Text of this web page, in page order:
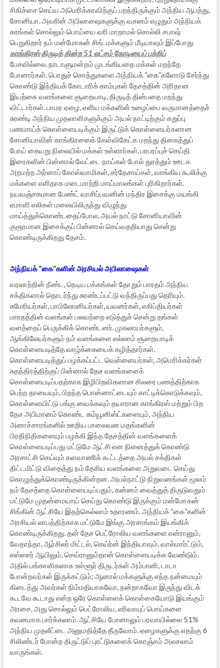
சிகிச்சை செய்ய அமெரிக்காவிற்குப் பறந்திருக்கும் அந்நிய ஆபத்து,
சோனியா. அவரின் அபிலாஷைகளுக்கு வசனம் எழுதும் அந்நியக்
கரங்கள் சொல்லும் பொய்யை வரி மாறாமல் சொல்லி சபாஷ்
பெறுகிறார் நம் மன்மோகன் சிங். மக்களும் மீடியாவும் இப்போது
காங்கிரஸ் திருடித் தின்ற 51 லட்சம் கோடியைப் பற்றிப்
பேசவில்லை. நாடாளுமன்றம் முடங்கியதை மக்கள் மறந்தே
போனார்கள். பொதுச் சொத்துகளை அந்நியக் “கை”களோடு சேர்ந்து
கொண்டு இந்தியக் கோடாரிக் காம்புகள் தேசத்தின் அரிதான
இயற்கை வளங்களை சூறையாடி, திருடித் தின்பதை மறந்து
விட்டார்கள். பாமர ஏழை, எளிய மக்களின் உழைப்பை வருமானத்தைச்
சுரண்டி அந்நிய முதலாளிகளுக்கும் அயல் நாட்டிற்கும் கறுப்பு
பணமாய்க் கொள்ளையடிக்கும் இருட்டுக் கொள்ளையர்களான
சோனியாவின் காங்கிரஸைக் கேள்விகேட்க மறந்து திகைத்துப்
போய் கையறு நிலையில் மக்கள் உள்ளார்கள். பரபரப்புச் செய்தி
இரைகளின் பின்னால் வேட்டை நாய்கள் போல் துரத்தும் ஊடக
அறமற்ற அர்னாப் கோஸ்வாமிகள், சர்தேசாய்கள், வாங்கிய கூலிக்கு
மக்களை எளிதாக மடைமாற்றி மாய்மாலங்கள் புரிகிறார்கள்.
நயவஞ்சகமான பேண்ட் வாசிப்பவனின் மந்திர இசைக்கு மயங்கி
ஏமாளி எலிகள் மலையிலிருந்து விழுந்து
மாய்த்துக்கொண்டதைப்போல, அயல் நாட்டு சோனியாவின்
குரூரமான இசைக்குப் பின்னால் செய்வதறியாது சென்று
கொண்டிருக்கிறது தேசம்.
அந்நியக் “கை”களின் அரசியல் அபிலாஷைகள்
வரலாற்றின் நீண்ட, நெடிய பக்கங்கள் தோறும் பாரதம் அந்நிய
சக்திகளால் தொடர்ந்து சுரண்டப்பட்டு வந்திருப்பது தெரியும்.
சுமேரியர்கள், பாபிலோனியர்கள், யவனர்கள், எகிப்தியர்கள்
பாரதத்தின் வளங்கள் பலவற்றை எடுத்துச் சென்று தங்கள்
வளத்தைப் பெருக்கிக் கொண்டனர். முகலாயர்களும்,
ஆங்கிலேயர்களும் நம் வளங்களை எல்லாம் சூறையாடிக்
கொள்ளையடித்தே வாழ்க்கையைக் கழித்தார்கள்.
கொள்ளையடித்துப் பழக்கப்பட்ட வெள்ளையர்கள், அமெரிக்கர்கள்
சுதந்திரத்திற்குப் பின்னால் தேச வளங்களைக்
கொள்ளையடிப்பதற்காக இழிபிறவிகளான சிலரை பணத்திற்காக
பெற்ற தாயையும், பிறந்த பொன்னாட்டையும் காட்டிக்கொடுக்கவும்,
கொள்ளையிட்டு பங்கு வைக்கவும் தயாரான காங்கிரஸ் மற்றும் பிற
தேச அபிமானம் கொண்ட கம்யூனிஸ்ட்களையும், அந்நிய
அனாச்சாரங்களில் ஊறிய பாலைவன மதங்களின்
பிரதிநிதிகளையும் பழக்கி இந்த தேசத்தின் வளங்களைக்
கொள்ளையடிப்பது மட்டுமே ஆட்சி என நினைத்துக் கொண்டு
அரசாட்சி செய்யும் களவாணிக் கூட்டத்தை அயல் சக்திகள்
திட்டமிட்டு விதைத்து நம் தேசிய வளங்களை அறுவடை செய்து
கொழுத்துக்கொண்டிருக்கின்றன. அயல்நாட்டு நிறுவனங்கள் மூலம்
நம் தேசத்தை கொள்ளையடிப்பதும், கன்னம் வைத்துத் திருடுவதும்
மட்டுமே முதன்மையாய் செய்து கொண்டு இருக்கும் மன்மோகன்
சிங்கின் ஆட்சியே இதற்கெல்லாம் உதாரணம். அந்நியக் “கை”களின்
அரசியல் லாபத்திற்காக மட்டுமே இங்கு அரசாங்கம் இயங்கிக்
கொண்டிருக்கிறது. தன் தேச பெட்ரோலிய வளங்களை என்ரானும்,
வேதாந்தா, ஆர்சிலர் மிட்டல், கெய்ர்ன் இந்தியாவும், வால்மார்ட்டும்,
எஸ்ஸார் ஆயிலும், செவ்ரானும்தான் கொள்ளையடிக்க வேண்டும்.
அதில் பங்காளிகளாக உள்ளூர் திருடர்கள் அம்பானி, டாடா
போன்றவர்கள் இருக்கட்டும்; ஆனால் மக்களுக்கு எந்த நன்மையும்
கிடைத்து அவர்கள் நிம்மதியாகவோ, நன்றாகவோ இருந்து விடக்
கூடவே கூடாது என்ற ஒரே கொள்ளைக் கொள்கையோடு இயங்கும்
அரசை, அது சொல்லும் பெட்ரோலிய, எரிவாயுப் பொய்களை
கவனமாக பார்க்கலாம். ஆட்சியே போனாலும் பரவாயில்லை 51%
அந்நிய முதலீட்டை அனுமதித்தே தீருவோம். ஏழைகளுக்கு எதற்கு 6
சிலிண்டர் போன்ற திருட்டுப் புரட்டுகளைக் கொஞ்சம் அலசலாம்
வாருங்கள்.